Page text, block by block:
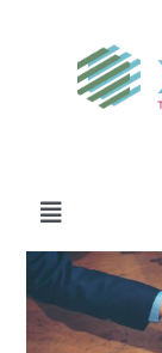
springen
Toggle
ABOUT US
Zeige
grösseres
Bild